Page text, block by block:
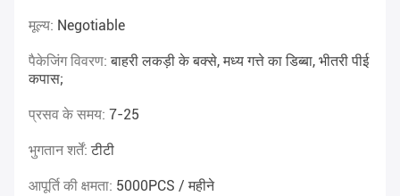
मूल्य: Negotiable
पैकेजिंग विवरण:बाहरी लकड़ी के बक्से, मध्य गत्ते का डिब्बा, भीतरी पीई
कपास;
प्रसव के समय: 7-25
भुगतान शर्तें:टीटी
आपूर्ति की क्षमता: 5000PCS / महीने